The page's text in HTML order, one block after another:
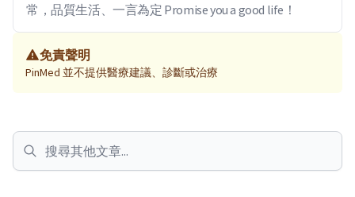
常，品質生活、一言為定 Promise you a good life！
免責聲明
PinMed 並不提供醫療建議、診斷或治療